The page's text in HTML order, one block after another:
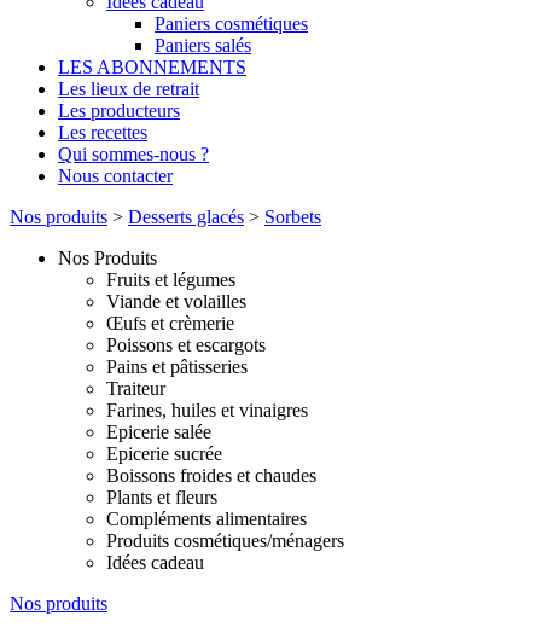
Paniers cosmétiques
Paniers salés
LES ABONNEMENTS
Les lieux de retrait
Les producteurs
Les recettes
Qui sommes-nous ?
Nous contacter
Nos produits > Desserts glacés > Sorbets
Nos Produits
Fruits et légumes
Viande et volailles
Œufs et crèmerie
Poissons et escargots
Pains et pâtisseries
Traiteur
Farines, huiles et vinaigres
Epicerie salée
Epicerie sucrée
Boissons froides et chaudes
Plants et fleurs
Compléments alimentaires
Produits cosmétiques/ménagers
Idées cadeau
Nos produits